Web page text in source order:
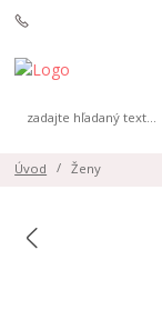
Úvod Ženy